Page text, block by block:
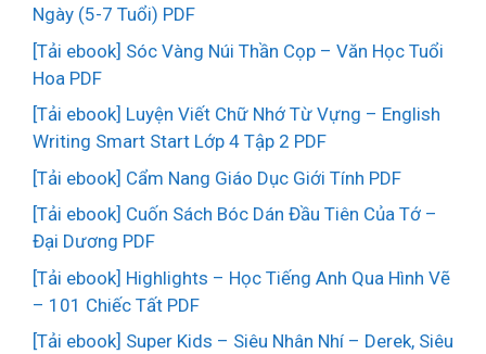
Ngày (5-7 Tuổi) PDF
[Tải ebook] Sóc Vàng Núi Thần Cọp – Văn Học Tuổi
Hoa PDF
[Tải ebook] Luyện Viết Chữ Nhớ Từ Vựng – English
Writing Smart Start Lớp 4 Tập 2 PDF
[Tải ebook] Cẩm Nang Giáo Dục Giới Tính PDF
[Tải ebook] Cuốn Sách Bóc Dán Đầu Tiên Của Tớ –
Đại Dương PDF
[Tải ebook] Highlights – Học Tiếng Anh Qua Hình Vẽ
– 101 Chiếc Tất PDF
[Tải ebook] Super Kids – Siêu Nhân Nhí – Derek, Siêu